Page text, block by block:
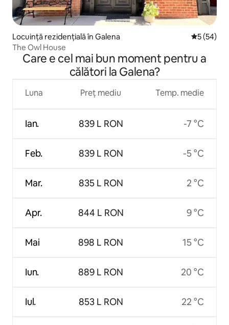
Locuință rezidențială în Galena Scor
5 (54)
The Owl House
Care e cel mai bun moment pentru a
călători la Galena?
Luna
Ian.
Feb.
Mar.
Apr.
Mai
Iun.
Iul.
Preț mediu
839 L RON
839 L RON
835 L RON
844 L RON
898 L RON
889 L RON
853 L RON
Temp. medie
-7 °C
-5 °C
2 °C
9 °C
15 °C
20 °C
22 °C